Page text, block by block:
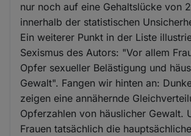
nur noch auf eine Gehaltslücke von
innerhalb der statistischen
Ein weiterer Punkt in der Liste
Sexismus des Autors: "Vor allem
Opfer sexueller Belästigung und
Gewalt". Fangen wir hinten an:
zeigen eine annähernde
Opferzahlen von häuslicher Gewalt.
Frauen tatsächlich die